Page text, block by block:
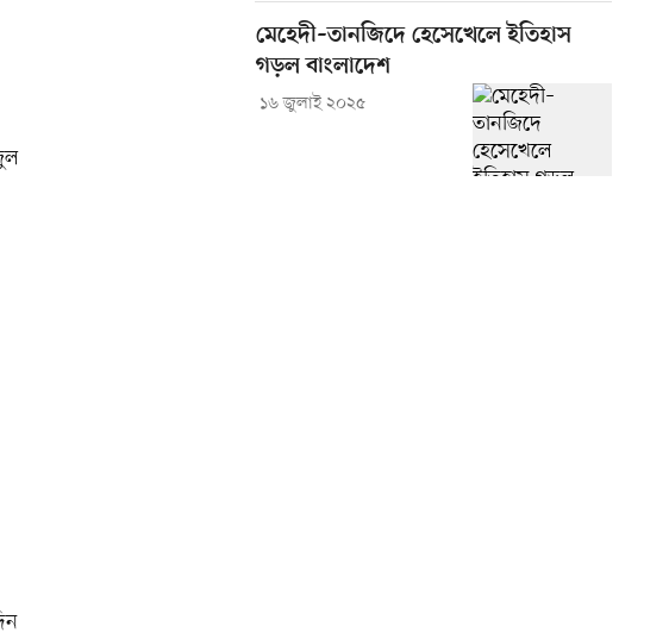
মেহেদী–তানজিদে হেসেখেলে ইতিহাস
গড়ল বাংলাদেশ
১৬ জুলাই ২০২৫